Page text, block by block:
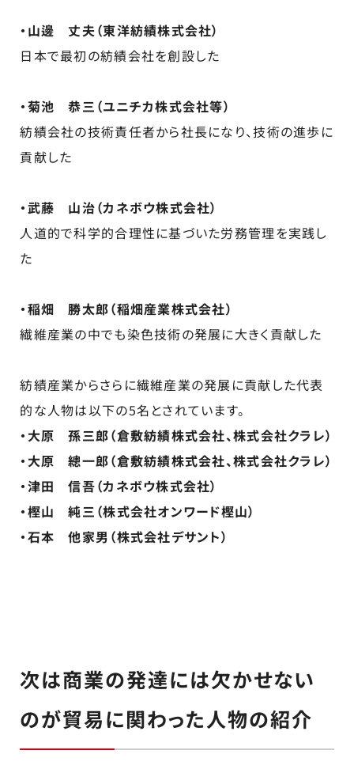
・山邊 丈夫（東洋紡績株式会社）
日本で最初の紡績会社を創設した
・菊池 恭三（ユニチカ株式会社等）
紡績会社の技術責任者から社長になり、技術の進歩に
貢献した
・武藤 山治（カネボウ株式会社）
人道的で科学的合理性に基づいた労務管理を実践し
た
・稲畑 勝太郎（稲畑産業株式会社）
繊維産業の中でも染色技術の発展に大きく貢献した
紡績産業からさらに繊維産業の発展に貢献した代表
的な人物は以下の5名とされています。
・大原 孫三郎（倉敷紡績株式会社、株式会社クラレ）
・大原 總一郎（倉敷紡績株式会社、株式会社クラレ）
・津田 信吾（カネボウ株式会社）
・樫山 純三（株式会社オンワード樫山）
・石本 他家男（株式会社デサント）
次は商業の発達には欠かせない
のが貿易に関わった人物の紹介